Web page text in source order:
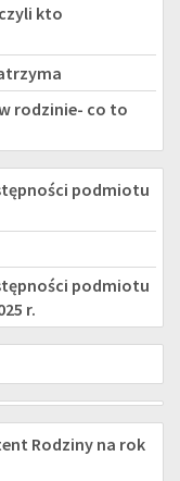
kto
rodzinie- co to
podmiotu
podmiotu
r.
Rodziny na rok